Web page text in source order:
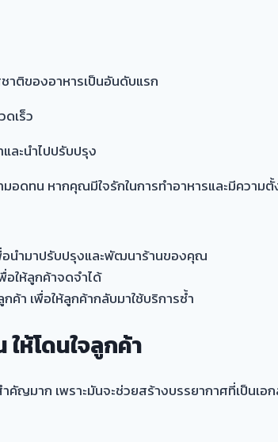
ติของอาหารเป็นอันดับแรก
เร็ว
ะนำไปปรับปรุง
ดทน หากคุณมีใจรักในการทำอาหารและมีความ
อนำมาปรับปรุงและพัฒนาร้านของคุณ
ให้ลูกค้าจดจำได้
า เพื่อให้ลูกค้ากลับมาใช้บริการซ้ำ
ห้โดนใจลูกค้า
ำคัญมาก เพราะมันจะช่วยสร้างบรรยากาศที่เป็น